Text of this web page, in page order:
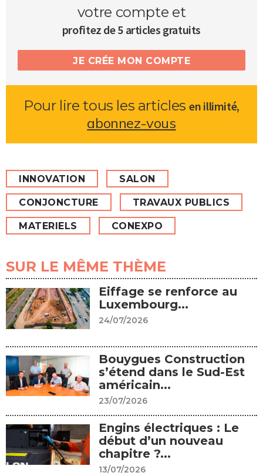
votre compte et
profitez de 5 articles gratuits
JE CRÉE MON COMPTE
Pour lire tous les articlesen illimité,
abonnez-vous
INNOVATION SALON
CONJONCTURE TRAVAUX PUBLICS
MATERIELS CONEXPO
SUR LE MÊME THÈME
Eiffage se renforce au
Luxembourg...
24/07/2026
Bouygues Construction
s’étend dans le Sud-Est
américain...
23/07/2026
Engins électriques : Le
début d’un nouveau
chapitre ?...
13/07/2026